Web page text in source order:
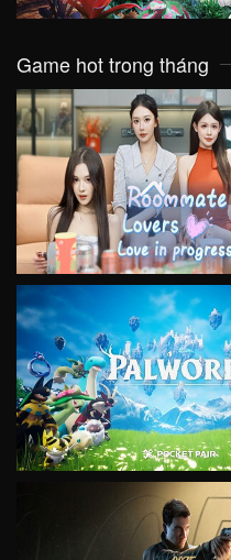
Game hot trong tháng
VIEW
VIEW